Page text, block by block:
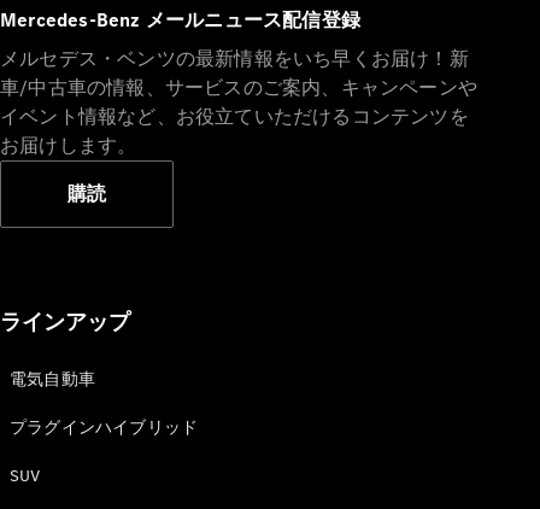
ショールー
Mini Van
試乗リクエ
スト
ショールー
Mercedes-Benz メールニュース配信登録
メルセデス・ベンツの最新情報をいち早くお届け！新
車/中古車の情報、サービスのご案内、キャンペーンや
イベント情報など、お役立ていただけるコンテンツを
お届けします。
購読
ラインアップ
電気自動車
プラグインハイブリッド
SUV